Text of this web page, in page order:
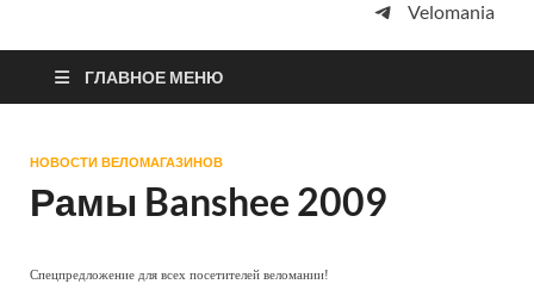
просто
Velomania
ГЛАВНОЕ МЕНЮ
НОВОСТИ ВЕЛОМАГАЗИНОВ
Рамы Banshee 2009
Спецпредложение для всех посетителей веломании!